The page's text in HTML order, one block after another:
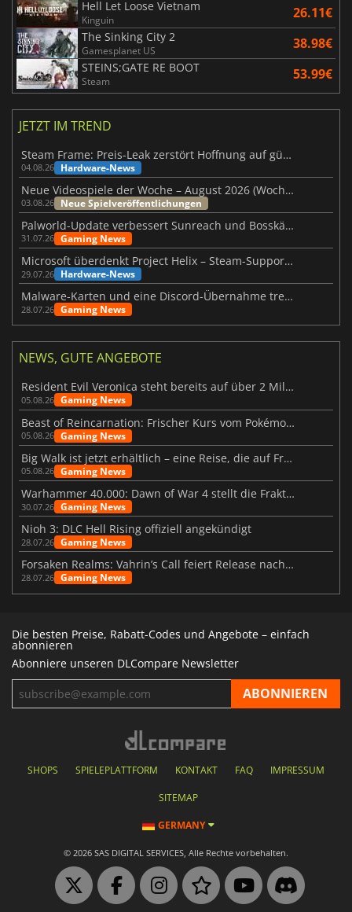
Hell Let Loose Vietnam
Kinguin 26.11€
The Sinking City 2
Gamesplanet US 38.98€
STEINS;GATE RE BOOT
Steam 53.99€
JETZT IM TREND
Steam Frame: Preis-Leak zerstört Hoffnung auf günstiges VR-Headset
04.08.26 Hardware-News
Neue Videospiele der Woche – August 2026 (Woche 32)
03.08.26 Neue Spielveröffentlichungen
Palworld-Update verbessert Sunreach und Bosskämpfe deutlich
31.07.26 Gaming News
Microsoft überdenkt Project Helix – Steam-Support gefährdet
29.07.26 Hardware-News
Malware-Karten und eine Discord-Übernahme treffen Meccha Chameleon
28.07.26 Gaming News
NEWS, GUTE ANGEBOTE
Resident Evil Veronica steht bereits auf über 2 Millionen Wunschlisten
05.08.26 Gaming News
Beast of Reincarnation: Frischer Kurs vom Pokémon-Studio
05.08.26 Gaming News
Big Walk ist jetzt erhältlich – eine Reise, die auf Freundschaft basiert
05.08.26 Gaming News
Warhammer 40.000: Dawn of War 4 stellt die Fraktion der Necrons vor
30.07.26 Gaming News
Nioh 3: DLC Hell Rising offiziell angekündigt
28.07.26 Gaming News
Forsaken Realms: Vahrin’s Call feiert Release nach 10 Jahren
28.07.26 Gaming News
Die besten Preise, Rabatt-Codes und Angebote – einfach
abonnieren
Abonniere unseren DLCompare Newsletter
SHOPS SPIELEPLATTFORM KONTAKT FAQ IMPRESSUM
SITEMAP
GERMANY
© 2026 SAS DIGITAL SERVICES, Alle Rechte vorbehalten.